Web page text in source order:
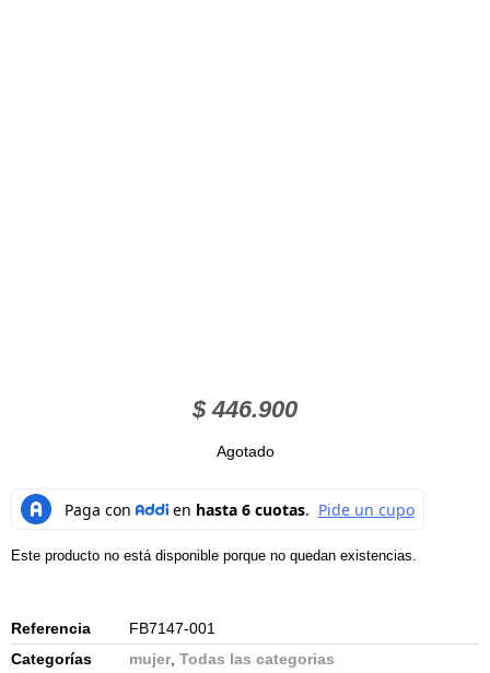
$446.900
Agotado
Este producto no está disponible porque no quedan existencias.
Referencia
FB7147-001
Categorías
mujer, Todas las categorias